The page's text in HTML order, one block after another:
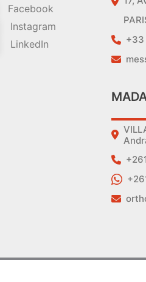
Facebook
Instagram
LinkedIn
+33